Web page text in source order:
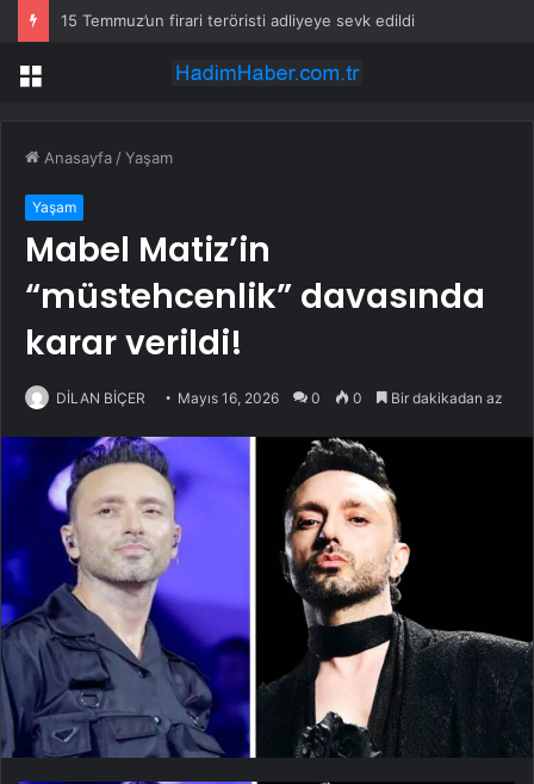
15 Temmuz’un firari teröristi adliyeye sevk edildi
Menü
Anasayfa /Yaşam
Yaşam
Mabel Matiz’in
“müstehcenlik” davasında
karar verildi!
DİLAN BİÇER Mayıs 16, 2026 0 0 Bir dakikadan az